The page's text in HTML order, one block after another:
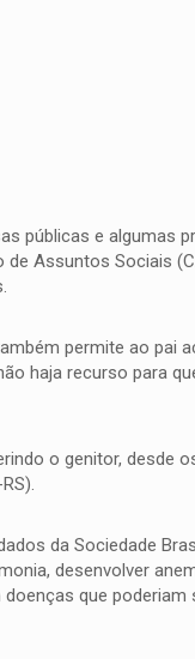
públicas e algumas
Assuntos Sociais
permite ao
haja recurso para
o genitor,
da Sociedade
desenvolver
que